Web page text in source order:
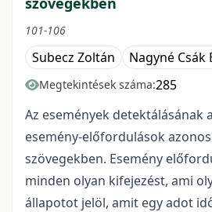
101-106
Subecz Zoltán Nagyné Csák
Megtekintések száma:285
Az események detektálásának
esemény-előfordulások
szövegekben. Esemény
minden olyan kifejezést, ami
állapotot jelöl, amit egy adot